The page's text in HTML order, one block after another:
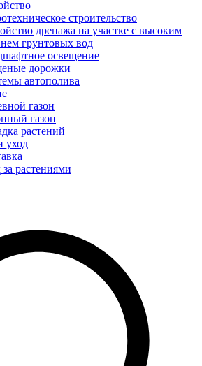
строительство
дренажа на участке с высоким
грунтовых вод
освещение
дорожки
автополива
газон
газон
растений
уход
за растениями